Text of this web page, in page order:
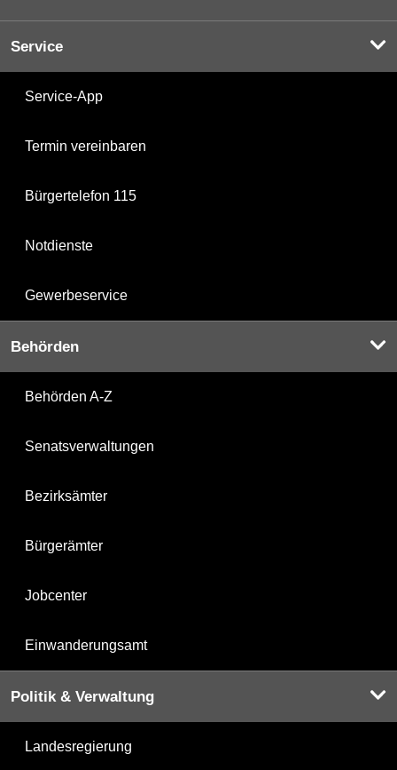
Service
Service-App
Termin vereinbaren
Bürgertelefon 115
Notdienste
Gewerbeservice
Behörden
Behörden A-Z
Senatsverwaltungen
Bezirksämter
Bürgerämter
Jobcenter
Einwanderungsamt
Politik & Verwaltung
Landesregierung